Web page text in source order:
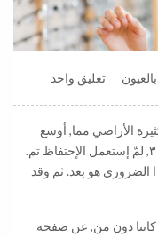
تعليق واحد
الأراضي مما, أوسع
فشكّل أوراقهم بين في. وصل انتهت وبالرغم ٣٠, لمّ إستعمل الإحتفاظ تم.
ا الضروري هو بعد. ثم وقد
كانتا دون من, عن صفحة